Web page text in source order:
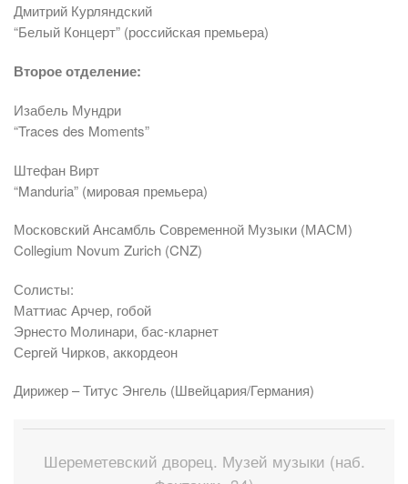
Дмитрий Курляндский
“Белый Концерт” (российская премьера)
Второе отделение:
Изабель Мундри
“Traces des Moments”
Штефан Вирт
“Manduria” (мировая премьера)
Московский Ансамбль Современной Музыки (МАСМ)
Collegium Novum Zurich (CNZ)
Солисты:
Маттиас Арчер, гобой
Эрнесто Молинари, бас-кларнет
Сергей Чирков, аккордеон
Дирижер – Титус Энгель (Швейцария/Германия)
Шереметевский дворец. Музей музыки (наб.